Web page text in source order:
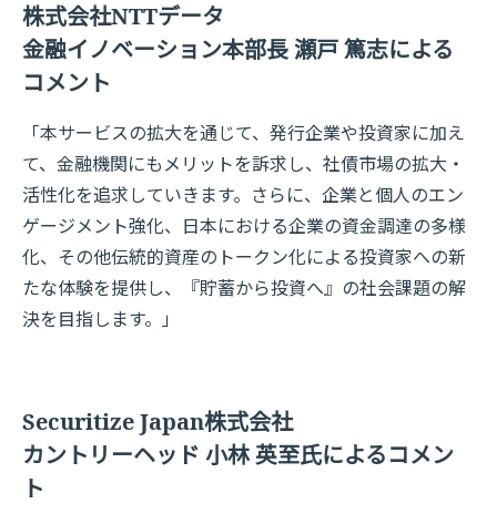
株式会社NTTデータ
金融イノベーション本部長 瀬戸 篤志による
コメント
「本サービスの拡大を通じて、発行企業や投資家に加え
て、金融機関にもメリットを訴求し、社債市場の拡大・
活性化を追求していきます。さらに、企業と個人のエン
ゲージメント強化、日本における企業の資金調達の多様
化、その他伝統的資産のトークン化による投資家への新
たな体験を提供し、『貯蓄から投資へ』の社会課題の解
決を目指します。」
Securitize Japan株式会社
カントリーヘッド 小林 英至氏によるコメン
ト